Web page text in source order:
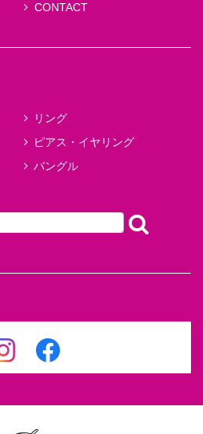
CONTACT
リング
ピアス・イヤリング
バングル